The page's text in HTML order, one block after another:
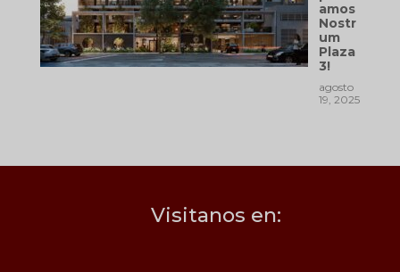
amos
Nostr
um
Plaza
3!
agosto
19, 2025
Visitanos en: